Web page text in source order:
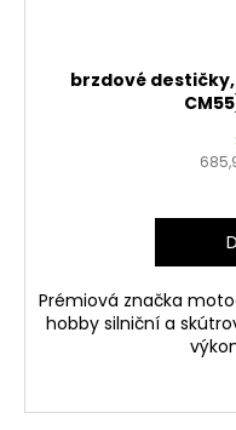
brzdové destičky,
Prémiová značka
hobby silniční a